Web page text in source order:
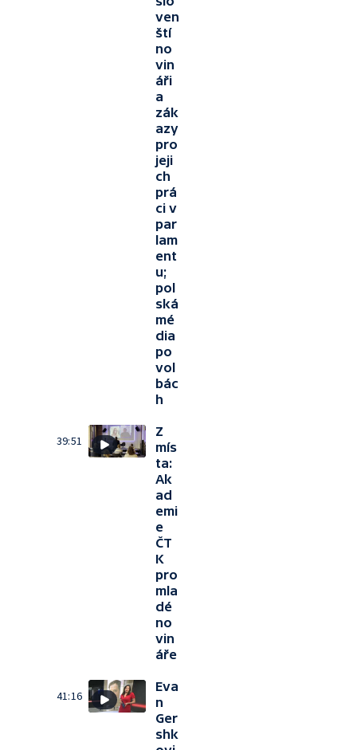
ven
ští
no
vin
áři
a
zák
azy
pro
jeji
ch
prá
ci v
par
lam
ent
u;
pol
ská
mé
dia
po
vol
bác
h
39:51
Z
mís
ta:
Ak
ad
emi
e
ČT
K
pro
mla
dé
no
vin
áře
41:16
Eva
n
Ger
shk